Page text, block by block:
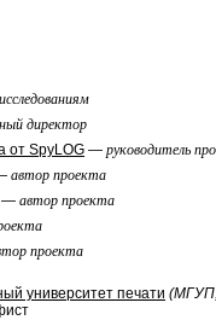
директор
от SpyLOG — руководитель
автор проекта
— автор проекта
проекта
университет печати